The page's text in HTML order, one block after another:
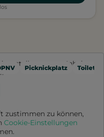
Picknickplatz
externe Inhalte
zustimmen zu können,
Cookie-Einstellungen